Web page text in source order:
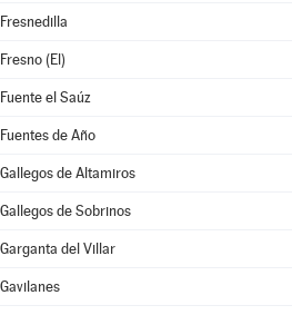
Fresnedilla
Fresno (El)
Fuente el Saúz
Fuentes de Año
Gallegos de Altamiros
Gallegos de Sobrinos
Garganta del Villar
Gavilanes